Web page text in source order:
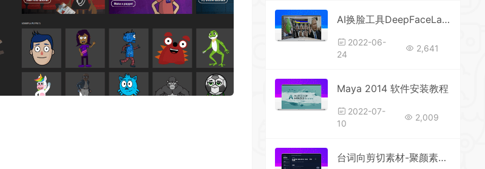
AI换脸工具DeepFaceLab0602汉化版
2022-06-
24
2,641
Maya 2014 软件安装教程
2022-07-
10
2,009
台词向剪切素材-聚颜素材工作台 · 用户使用说明